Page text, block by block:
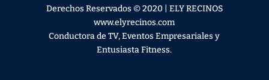
Derechos Reservados © 2020 | ELY RECINOS
www.elyrecinos.com
Conductora de TV, Eventos Empresariales y
Entusiasta Fitness.